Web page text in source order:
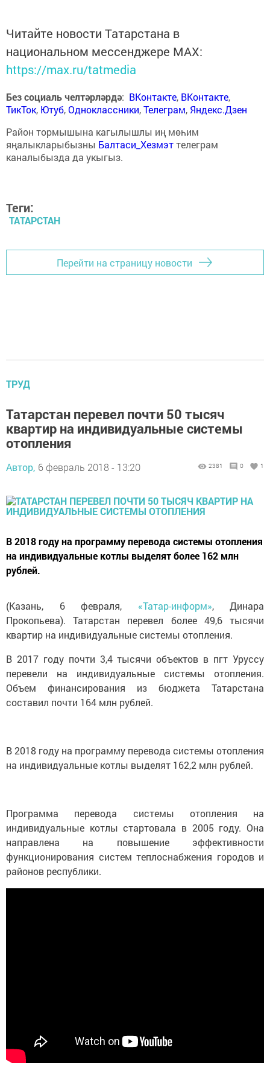
Читайте новости Татарстана в
национальном мессенджере MАХ:
https://max.ru/tatmedia
Без социаль челтәрләрдә: ВКонтакте, ВКонтакте,
ТикТок, Ютуб,Одноклассники,Телеграм, Яндекс.Дзен
Район тормышына кагылышлы иң мөһим
яңалыкларыбызны Балтаси_Хезмэттелеграм
каналыбызда да укыгыз.
Теги:
ТАТАРСТАН
Перейти на страницу новости
ТРУД
Татарстан перевел почти 50 тысяч
квартир на индивидуальные системы
отопления
Автор, 6 февраль 2018 - 13:20 2381 0 1
В 2018 году на программу перевода системы отопления
на индивидуальные котлы выделят более 162 млн
рублей.
(Казань, 6 февраля, «Татар-информ», Динара
Прокопьева). Татарстан перевел более 49,6 тысячи
квартир на индивидуальные системы отопления.
В 2017 году почти 3,4 тысячи объектов в пгт Уруссу
перевели на индивидуальные системы отопления.
Объем финансирования из бюджета Татарстана
составил почти 164 млн рублей.
В 2018 году на программу перевода системы отопления
на индивидуальные котлы выделят 162,2 млн рублей.
Программа перевода системы отопления на
индивидуальные котлы стартовала в 2005 году. Она
направлена на повышение эффективности
функционирования систем теплоснабжения городов и
районов республики.